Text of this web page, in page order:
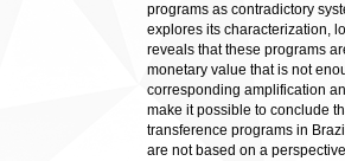
programs as contradictory
explores its characterization,
reveals that these programs
monetary value that is not
corresponding amplification
make it possible to conclude
transference programs in
are not based on a